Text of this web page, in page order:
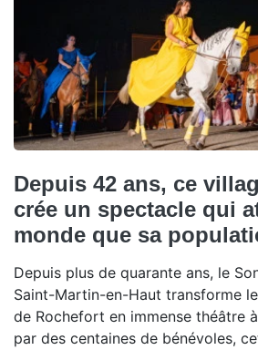
Depuis 42 ans, ce
crée un spectacle qui
monde que sa
Depuis plus de quarante ans, le
Saint-Martin-en-Haut transforme
de Rochefort en immense théâtre
par des centaines de bénévoles,